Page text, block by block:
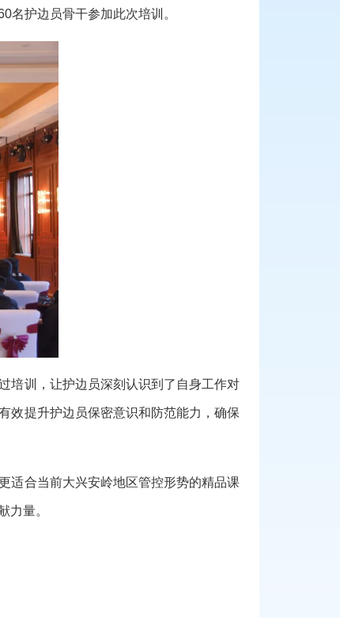
名护边员骨干参加此次培训。
培训，让护边员深刻认识到了自身工作对
效提升护边员保密意识和防范能力，确保
适合当前大兴安岭地区管控形势的精品课
力量。